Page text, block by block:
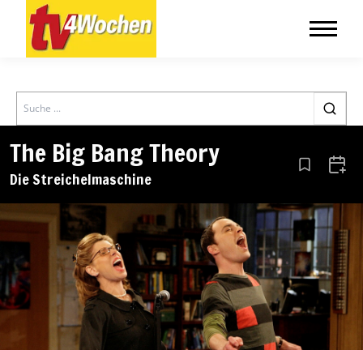
Search
The Big Bang Theory
Die Streichelmaschine Aus den